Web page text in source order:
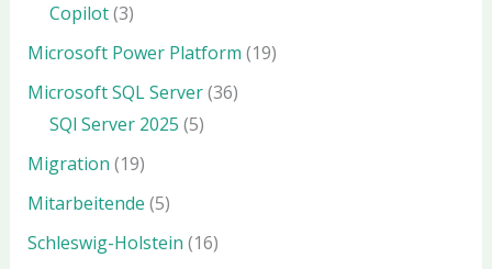
Copilot(3)
Microsoft Power Platform (19)
Microsoft SQL Server(36)
SQl Server 2025 (5)
Migration (19)
Mitarbeitende (5)
Schleswig-Holstein (16)